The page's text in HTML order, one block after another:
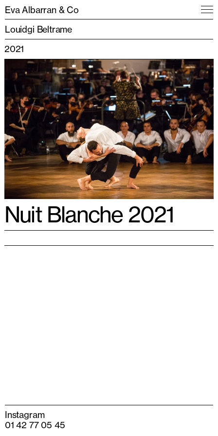
Eva Albarran & Co
Louidgi Beltrame
2021
Nuit Blanche 2021
Instagram
01 42 77 05 45